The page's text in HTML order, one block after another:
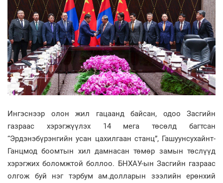
Ингэснээр олон жил гацаанд байсан, одоо Засгийн
газраас хэрэгжүүлэх 14 мега төсөлд багтсан
“Эрдэнэбүрэнгийн усан цахилгаан станц”, Гашуунсухайнт-
Ганцмод боомтын хил дамнасан төмөр замын төслүүд
хэрэгжих боломжтой боллоо. БНХАУ-ын Засгийн газраас
олгож буй нэг тэрбум ам.долларын зээлийн ерөнхий